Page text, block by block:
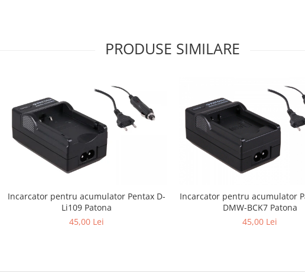
PRODUSE SIMILARE
Incarcator pentru acumulator Pentax D-
Li109 Patona
45,00 Lei
Incarcator pentru acumulator
DMW-BCK7 Patona
45,00 Lei